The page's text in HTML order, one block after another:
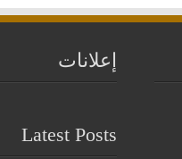
إعلانات
Latest Posts